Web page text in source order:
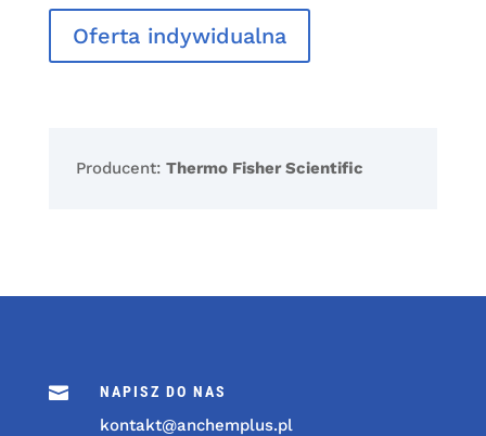
Oferta indywidualna
Producent: Thermo Fisher Scientific
 NAPISZ DO NAS
kontakt@anchemplus.pl